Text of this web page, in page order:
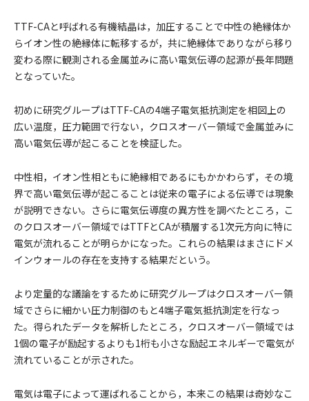
TTF-CAと呼ばれる有機結晶は，加圧することで中性の絶縁体か
らイオン性の絶縁体に転移するが，共に絶縁体でありながら移り
変わる際に観測される金属並みに高い電気伝導の起源が長年問題
となっていた。
初めに研究グループはTTF-CAの4端子電気抵抗測定を相図上の
広い温度，圧力範囲で行ない，クロスオーバー領域で金属並みに
高い電気伝導が起こることを検証した。
中性相，イオン性相ともに絶縁相であるにもかかわらず，その境
界で高い電気伝導が起こることは従来の電子による伝導では現象
が説明できない。さらに電気伝導度の異方性を調べたところ，こ
のクロスオーバー領域ではTTFとCAが積層する1次元方向に特に
電気が流れることが明らかになった。これらの結果はまさにドメ
インウォールの存在を支持する結果だという。
より定量的な議論をするために研究グループはクロスオーバー領
域でさらに細かい圧力制御のもと4端子電気抵抗測定を行なっ
た。得られたデータを解析したところ，クロスオーバー領域では
1個の電子が励起するよりも1桁も小さな励起エネルギーで電気が
流れていることが示された。
電気は電子によって運ばれることから，本来この結果は奇妙なこ